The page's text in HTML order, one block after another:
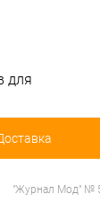
для
"Журнал Мод" №